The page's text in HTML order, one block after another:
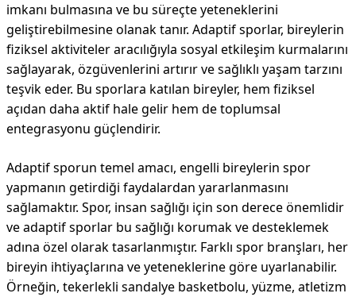
imkanı bulmasına ve bu süreçte yeteneklerini
geliştirebilmesine olanak tanır. Adaptif sporlar, bireylerin
fiziksel aktiviteler aracılığıyla sosyal etkileşim kurmalarını
sağlayarak, özgüvenlerini artırır ve sağlıklı yaşam tarzını
teşvik eder. Bu sporlara katılan bireyler, hem fiziksel
açıdan daha aktif hale gelir hem de toplumsal
entegrasyonu güçlendirir.
Adaptif sporun temel amacı, engelli bireylerin spor
yapmanın getirdiği faydalardan yararlanmasını
sağlamaktır. Spor, insan sağlığı için son derece önemlidir
ve adaptif sporlar bu sağlığı korumak ve desteklemek
adına özel olarak tasarlanmıştır. Farklı spor branşları, her
bireyin ihtiyaçlarına ve yeteneklerine göre uyarlanabilir.
Örneğin, tekerlekli sandalye basketbolu, yüzme, atletizm